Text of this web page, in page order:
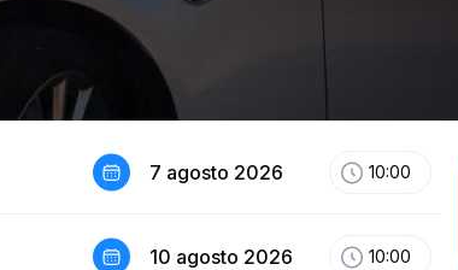
7 agosto 2026 10:00
10 agosto 2026 10:00